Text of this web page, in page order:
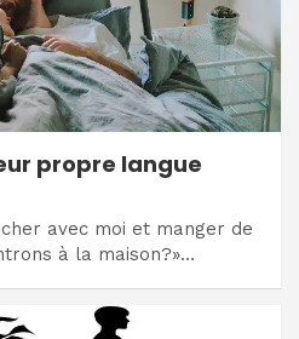
propre langue
avec moi et manger de
à la maison?»…